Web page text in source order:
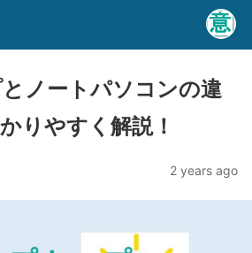
ノートパソコンの違
りやすく解説！
2 years ago